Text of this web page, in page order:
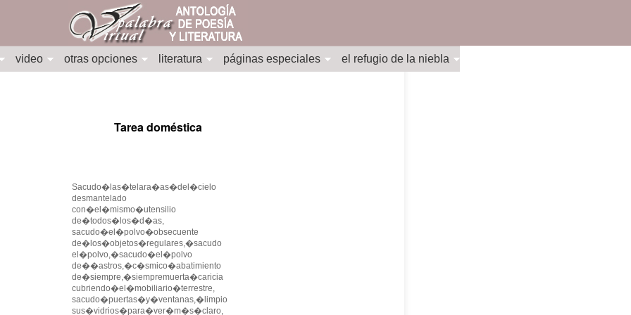
video otras opciones literatura páginas especiales el refugio de la niebla
Tarea doméstica
Sacudo�las�telara�as�del�cielo
desmantelado
con�el�mismo�utensilio
de�todos�los�d�as,
sacudo�el�polvo�obsecuente
de�los�objetos�regulares,�sacudo
el�polvo,�sacudo�el�polvo
de��astros,�c�smico�abatimiento
de�siempre,�siempremuerta�caricia
cubriendo�el�mobiliario�terrestre,
sacudo�puertas�y�ventanas,�limpio
sus�vidrios�para�ver�m�s�claro,